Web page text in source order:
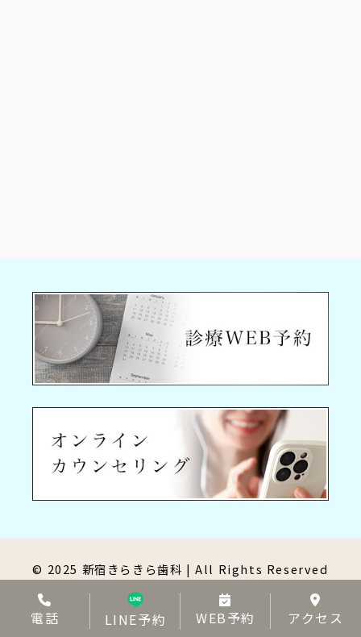
© 2025 新宿きらきら歯科 | All Rights Reserved
電話 LINE予約 WEB予約 アクセス